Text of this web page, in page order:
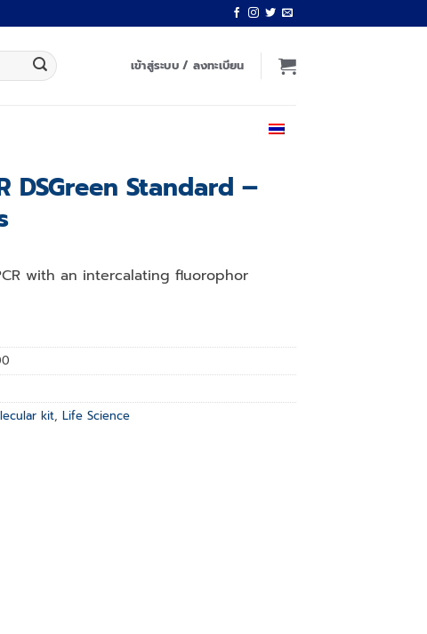
เข้าสู่ระบบ / ลงทะเบียน
DSGreen Standard –
with an intercalating fluorophor
kit, Life Science